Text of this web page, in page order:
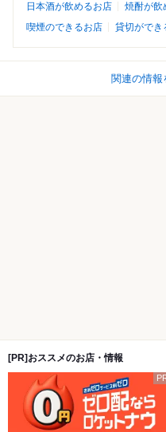
日本酒が飲めるお店 焼酎が飲
喫煙のできるお店
貸切ができ
関連の情報
[PR]おススメのお店・情報